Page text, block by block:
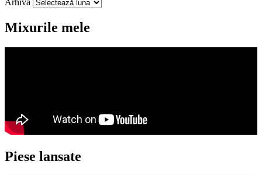
Arhiva
Mixurile mele
Piese lansate